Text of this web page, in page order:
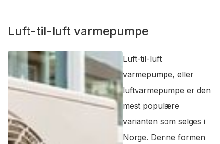
Luft-til-luft varmepumpe
Luft-til-luft
varmepumpe, eller
luftvarmepumpe er den
mest populære
varianten som selges i
Norge. Denne formen